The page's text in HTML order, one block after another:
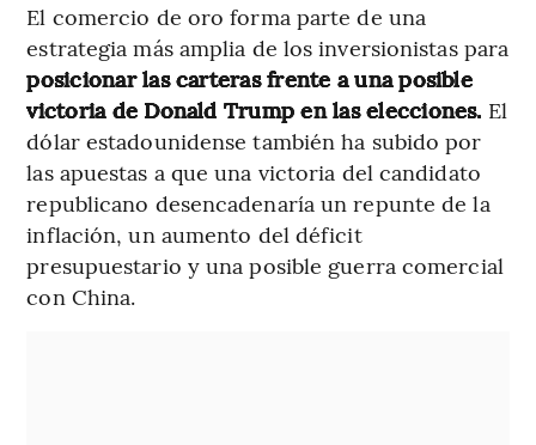
El comercio de oro forma parte de una
estrategia más amplia de los inversionistas para
posicionar las carteras frente a una posible
victoria de Donald Trump en las elecciones. El
dólar estadounidense también ha subido por
las apuestas a que una victoria del candidato
republicano desencadenaría un repunte de la
inflación, un aumento del déficit
presupuestario y una posible guerra comercial
con China.